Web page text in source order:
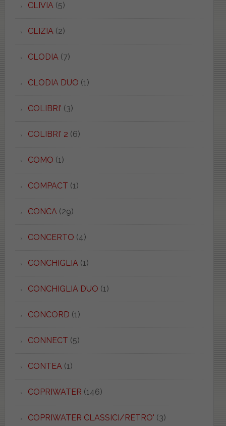
CLIVIA(5)
CLIZIA(2)
CLODIA(7)
CLODIA DUO (1)
COLIBRI' (3)
COLIBRI' 2 (6)
COMO (1)
COMPACT (1)
CONCA(29)
CONCERTO (4)
CONCHIGLIA(1)
CONCHIGLIA DUO (1)
CONCORD (1)
CONNECT (5)
CONTEA(1)
COPRIWATER (146)
COPRIWATER CLASSICI/RETRO' (3)